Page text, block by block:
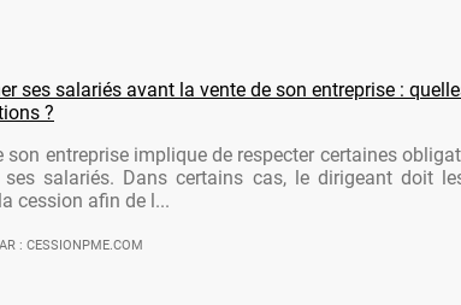
ses salariés avant la vente de son entreprise :
?
son entreprise implique de respecter certaines
salariés. Dans certains cas, le dirigeant doit
cession afin de l...
: CESSIONPME.COM